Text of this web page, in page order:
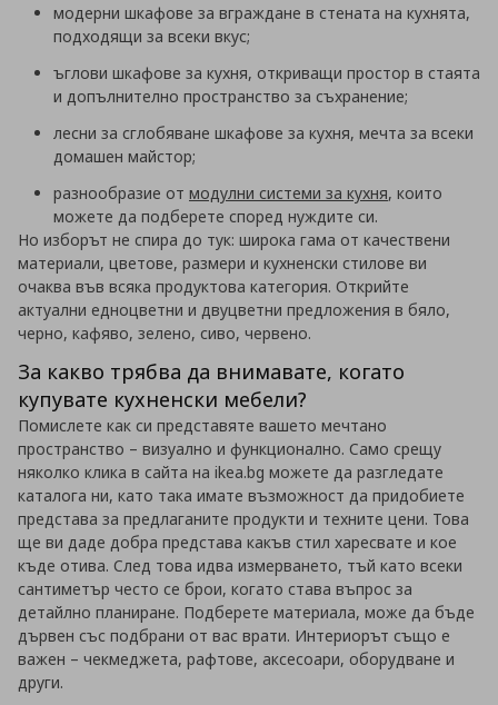
модерни шкафове за вграждане в стената на кухнята,
подходящи за всеки вкус;
ъглови шкафове за кухня, откриващи простор в стаята
и допълнително пространство за съхранение;
лесни за сглобяване шкафове за кухня, мечта за всеки
домашен майстор;
разнообразие от модулни системи за кухня, които
можете да подберете според нуждите си.
Но изборът не спира до тук: широка гама от качествени
материали, цветове, размери и кухненски стилове ви
очаква във всяка продуктова категория. Открийте
актуални едноцветни и двуцветни предложения в бяло,
черно, кафяво, зелено, сиво, червено.
За какво трябва да внимавате, когато
купувате кухненски мебели?
Помислете как си представяте вашето мечтано
пространство – визуално и функционално. Само срещу
няколко клика в сайта на ikea.bg можете да разгледате
каталога ни, като така имате възможност да придобиете
представа за предлаганите продукти и техните цени. Това
ще ви даде добра представа какъв стил харесвате и кое
къде отива. След това идва измерването, тъй като всеки
сантиметър често се брои, когато става въпрос за
детайлно планиране. Подберете материала, може да бъде
дървен със подбрани от вас врати. Интериорът също е
важен – чекмеджета, рафтове, аксесоари, оборудване и
други.